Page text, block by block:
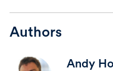
Authors
Andy